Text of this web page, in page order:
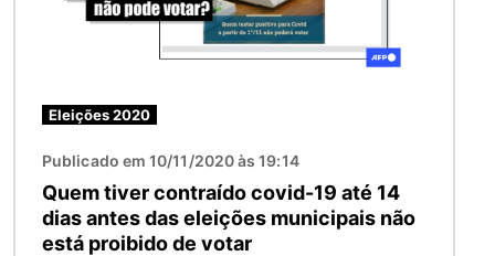
Eleições 2020
Publicado em 10/11/2020 às 19:14
Quem tiver contraído covid-19 até 14
dias antes das eleições municipais não
está proibido de votar